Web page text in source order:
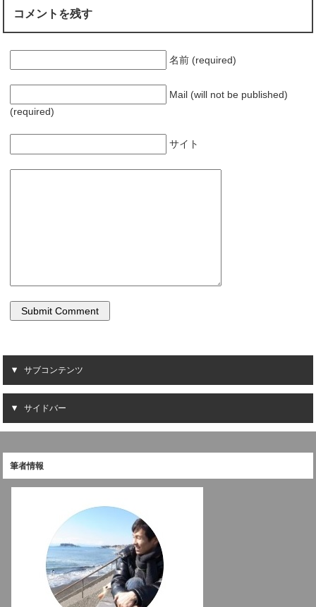
コメントを残す
名前 (required)
Mail (will not be published)
(required)
サイト
サブコンテンツ
サイドバー
筆者情報